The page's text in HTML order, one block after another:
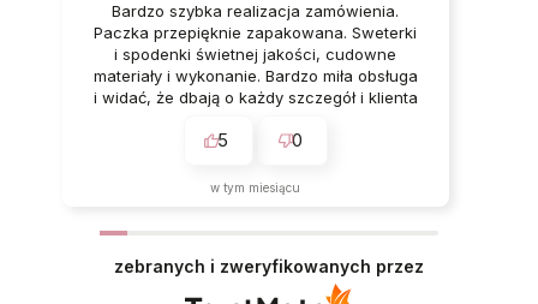
Bardzo szybka realizacja zamówienia.
Paczka przepięknie zapakowana. Sweterki
i spodenki świetnej jakości, cudowne
materiały i wykonanie. Bardzo miła obsługa
i widać, że dbają o każdy szczegół i klienta
5 0
w tym miesiącu
zebranych i zweryfikowanych przez